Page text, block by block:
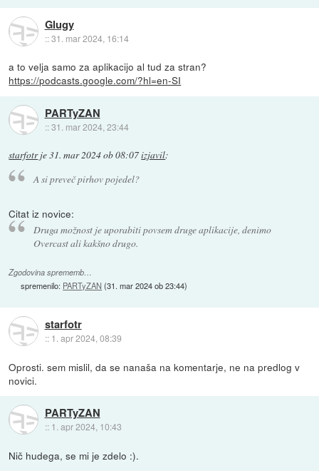
Glugy
::31. mar 2024, 16:14
a to velja samo za aplikacijo al tud za stran?
https://podcasts.google.com/?hl=en-SI
PARTyZAN
::31. mar 2024, 23:44
starfotrje31. mar 2024 ob 08:07izjavil:
A si preveč pirhov pojedel?
Citat iz novice:
Druga možnost je uporabiti povsem druge aplikacije, denimo
Overcast ali kakšno drugo.
Zgodovina sprememb…
spremenilo: PARTyZAN (31. mar 2024 ob 23:44)
starfotr
:: 1. apr 2024, 08:39
Oprosti. sem mislil, da se nanaša na komentarje, ne na predlog v
novici.
PARTyZAN
:: 1. apr 2024, 10:43
Nič hudega, se mi je zdelo :).